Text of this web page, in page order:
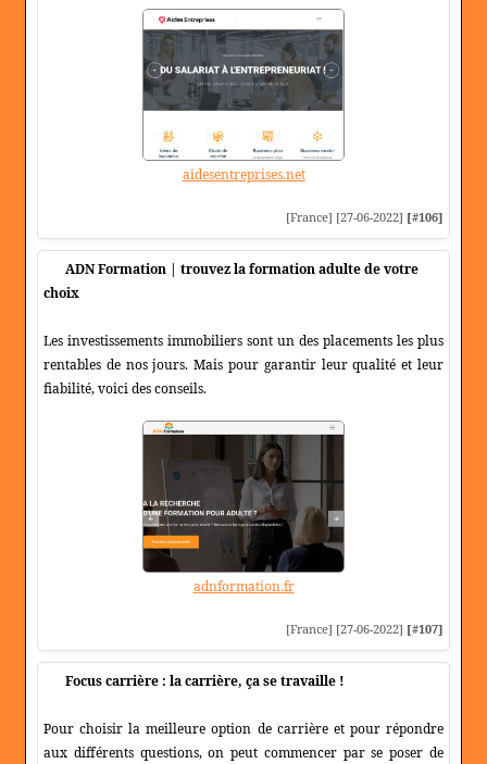
aidesentreprises.net
[France] [27-06-2022] [#106]
ADN Formation | trouvez la formation adulte de votre
choix
Les investissements immobiliers sont un des placements les plus
rentables de nos jours. Mais pour garantir leur qualité et leur
fiabilité, voici des conseils.
adnformation.fr
[France] [27-06-2022] [#107]
Focus carrière : la carrière, ça se travaille !
Pour choisir la meilleure option de carrière et pour répondre
aux différents questions, on peut commencer par se poser de